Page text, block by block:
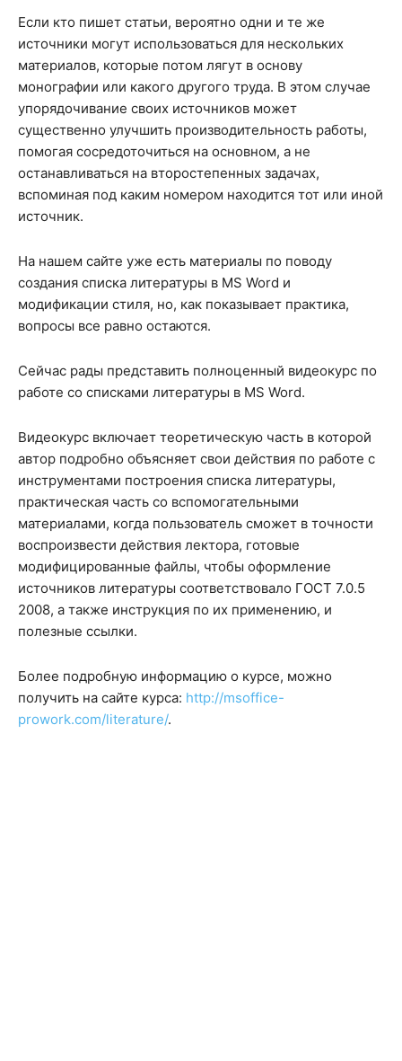
Если кто пишет статьи, вероятно одни и те же
источники могут использоваться для нескольких
материалов, которые потом лягут в основу
монографии или какого другого труда. В этом случае
упорядочивание своих источников может
существенно улучшить производительность работы,
помогая сосредоточиться на основном, а не
останавливаться на второстепенных задачах,
вспоминая под каким номером находится тот или иной
источник.
На нашем сайте уже есть материалы по поводу
создания списка литературы в MS Word и
модификации стиля, но, как показывает практика,
вопросы все равно остаются.
Сейчас рады представить полноценный видеокурс по
работе со списками литературы в MS Word.
Видеокурс включает теоретическую часть в которой
автор подробно объясняет свои действия по работе с
инструментами построения списка литературы,
практическая часть со вспомогательными
материалами, когда пользователь сможет в точности
воспроизвести действия лектора, готовые
модифицированные файлы, чтобы оформление
источников литературы соответствовало ГОСТ 7.0.5
2008, а также инструкция по их применению, и
полезные ссылки.
Более подробную информацию о курсе, можно
получить на сайте курса: http://msoffice-
prowork.com/literature/.